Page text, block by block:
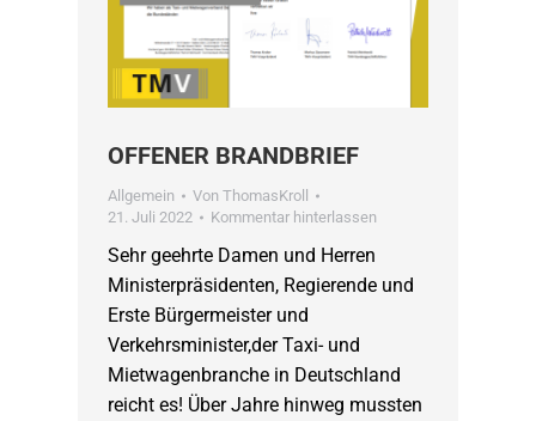
OFFENER BRANDBRIEF
Allgemein Von ThomasKroll
21. Juli 2022
Kommentar hinterlassen
Sehr geehrte Damen und Herren
Ministerpräsidenten, Regierende und
Erste Bürgermeister und
Verkehrsminister,der Taxi- und
Mietwagenbranche in Deutschland
reicht es! Über Jahre hinweg mussten